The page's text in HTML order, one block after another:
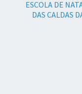
ESCOLA DE
DAS CALDAS